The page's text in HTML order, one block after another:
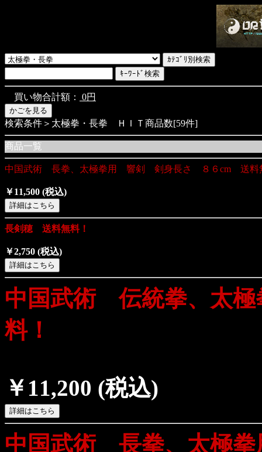
買い物合計額： 0円
検索条件＞太極拳・長拳 ＨＩＴ商品数[59件]
商品一覧
中国武術 長拳、太極拳用 響剣 剣身長さ ８６cm 送料
￥11,500 (税込)
長剣穂 送料無料！
￥2,750 (税込)
中国武術 伝統拳、太
料！
￥11,200 (税込)
中国武術 長拳、太極